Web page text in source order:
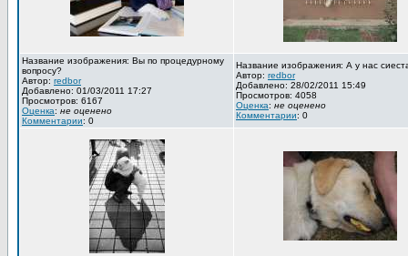
Название изображения: Вы по процедурному
вопросу?
Автор: redbor
Добавлено: 01/03/2011 17:27
Просмотров: 6167
Оценка: не оценено
Комментарии: 0
Название изображения: А у нас
Автор: redbor
Добавлено: 28/02/2011 15:49
Просмотров: 4058
Оценка: не оценено
Комментарии: 0